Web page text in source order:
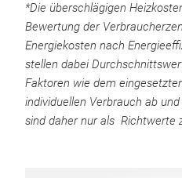
*Die überschlägigen
Bewertung der
Energiekosten nach
stellen dabei
Faktoren wie dem
individuellen Verbrauch ab
sind daher nur als Richtwerte